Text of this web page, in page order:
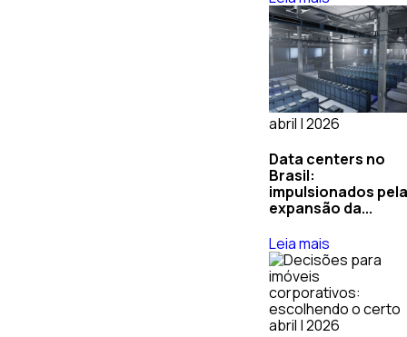
abril | 2026
Data centers no
Brasil:
impulsionados
expansão da...
Leia mais
abril | 2026